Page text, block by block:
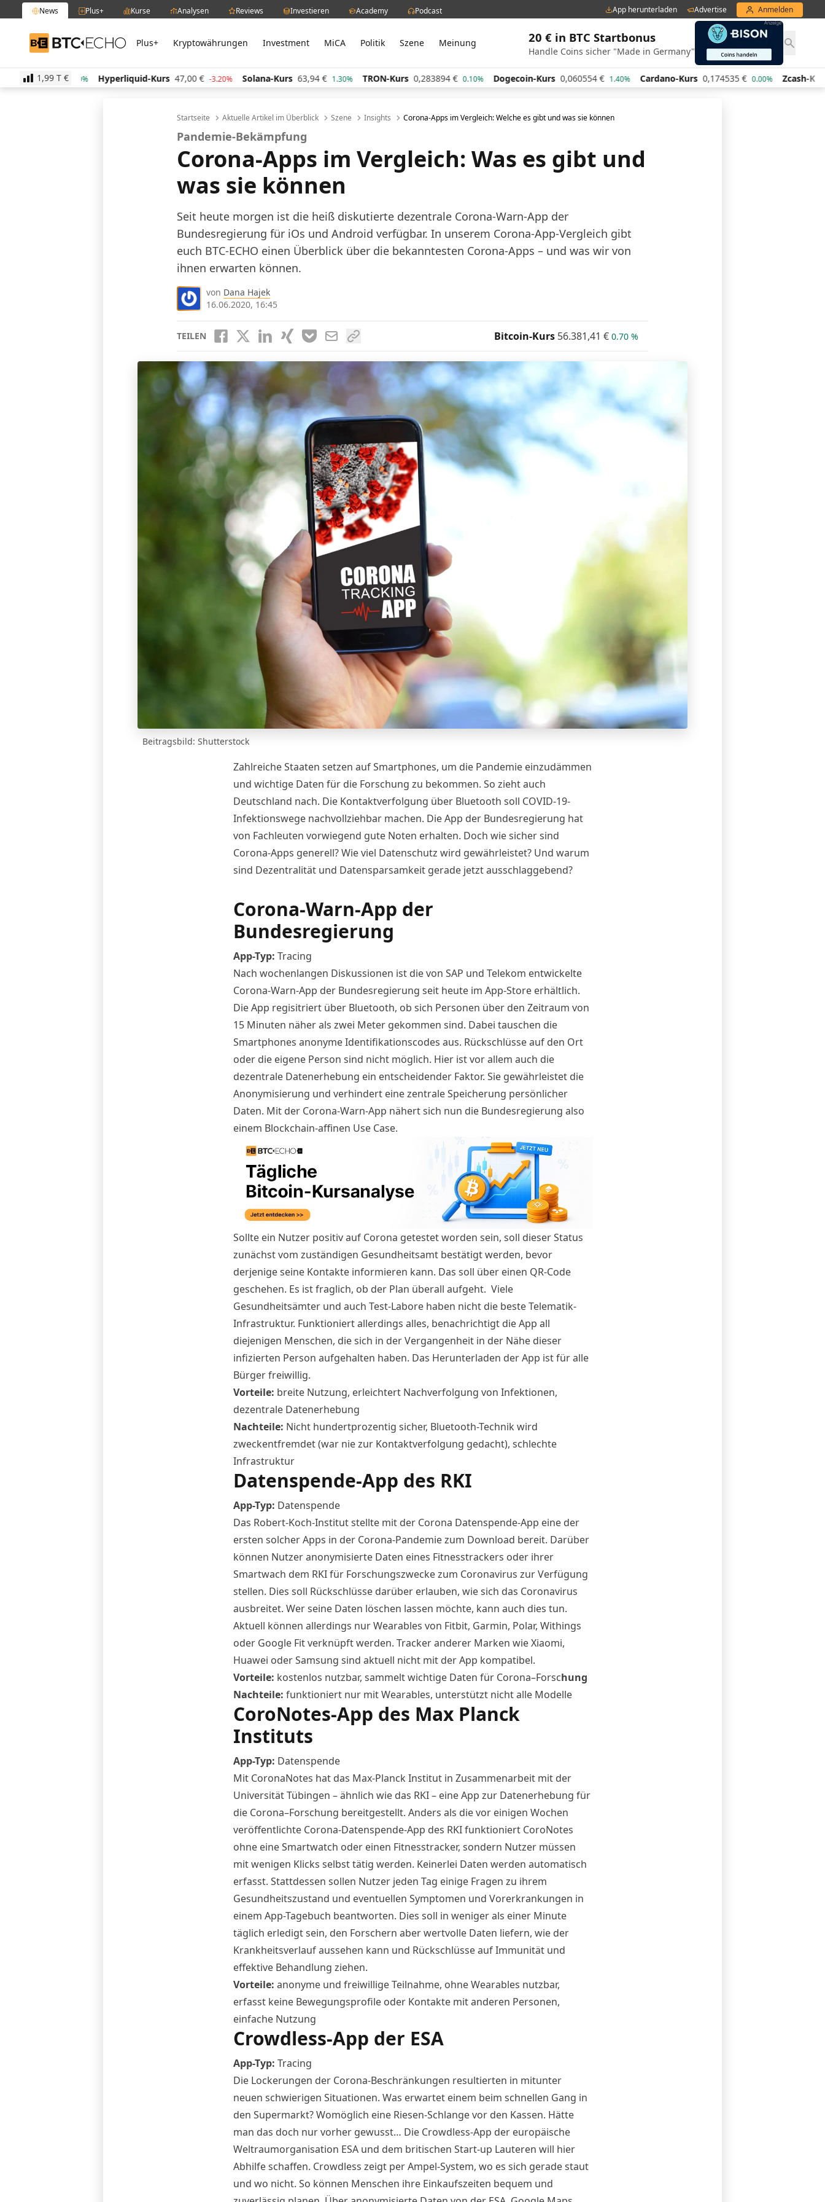
News Plus+ Kurse Analysen Reviews Investieren Academy Podcast App herunterladen Advertise Anmelden
BTC-ECHO Plus+ Kryptowährungen Investment MiCA Politik Szene Meinung 20 € in BTC Startbonus
Handle Coins sicher "Made in Germany"
1,99 T €
514,34 € 0.40% Hyperliquid-Kurs 47,00 € -3.20% Solana-Kurs 63,94 € 1.30% TRON-Kurs 0,283894 € 0.10% Dogecoin-Kurs 0,060554 € 1.40% Cardano-Kurs 0,174535 € 0.00% Zcash-Kurs
Startseite Aktuelle Artikel im Überblick Szene Insights Corona-Apps im Vergleich: Welche es gibt und was sie können
Pandemie-Bekämpfung
Corona-Apps im Vergleich: Was es gibt und
was sie können
Seit heute morgen ist die heiß diskutierte dezentrale Corona-Warn-App der
Bundesregierung für iOs und Android verfügbar. In unserem Corona-App-Vergleich gibt
euch BTC-ECHO einen Überblick über die bekanntesten Corona-Apps – und was wir von
ihnen erwarten können.
von Dana Hajek
16.06.2020, 16:45
TEILEN Bitcoin-Kurs 56.381,41 € 0.70 %
Beitragsbild: Shutterstock
Zahlreiche Staaten setzen auf Smartphones, um die Pandemie einzudämmen
und wichtige Daten für die Forschung zu bekommen. So zieht auch
Deutschland nach. Die Kontaktverfolgung über Bluetooth soll COVID-19-
Infektionswege nachvollziehbar machen. Die App der Bundesregierung hat
von Fachleuten vorwiegend gute Noten erhalten. Doch wie sicher sind
Corona-Apps generell? Wie viel Datenschutz wird gewährleistet? Und warum
sind Dezentralität und Datensparsamkeit gerade jetzt ausschlaggebend?
Corona-Warn-App der
Bundesregierung
App-Typ: Tracing
Nach wochenlangen Diskussionen ist die von SAP und Telekom entwickelte
Corona-Warn-App der Bundesregierung seit heute im App-Store erhältlich.
DieApp regisitriert über Bluetooth, ob sich Personen über den Zeitraum von
15 Minuten näher als zwei Meter gekommen sind. Dabei tauschen die
Smartphones anonyme Identifikationscodes aus. Rückschlüsse auf den Ort
oder die eigene Person sind nicht möglich. Hier ist vor allem auch die
dezentrale Datenerhebung ein entscheidender Faktor. Sie gewährleistet die
Anonymisierung und verhindert eine zentrale Speicherung persönlicher
Daten. Mit der Corona-Warn-App nähert sich nun die Bundesregierung also
einem Blockchain-affinen Use Case.
Sollte ein Nutzer positiv auf Corona getestet worden sein, soll dieser Status
zunächst vom zuständigen Gesundheitsamt bestätigt werden, bevor
derjenige seine Kontakte informieren kann. Das soll über einen QR-Code
geschehen. Es ist fraglich, ob der Plan überall aufgeht. Viele
Gesundheitsämter und auch Test-Labore haben nicht die beste Telematik-
Infrastruktur. Funktioniert allerdings alles, benachrichtigt die App all
diejenigen Menschen, die sich in der Vergangenheit in der Nähe dieser
infizierten Person aufgehalten haben. Das Herunterladen derApp ist für alle
Bürger freiwillig.
Vorteile: breite Nutzung, erleichtert Nachverfolgung von Infektionen,
dezentrale Datenerhebung
Nachteile: Nicht hundertprozentig sicher, Bluetooth-Technik wird
zweckentfremdet (war nie zur Kontaktverfolgung gedacht), schlechte
Infrastruktur
Datenspende-App des RKI
App-Typ: Datenspende
Das Robert-Koch-Institut stellte mit der Corona Datenspende-App eine der
ersten solcher Apps in der Corona-Pandemie zum Download bereit. Darüber
können Nutzer anonymisierte Daten eines Fitnesstrackers oder ihrer
Smartwach dem RKI für Forschungszwecke zum Coronavirus zur Verfügung
stellen. Dies soll Rückschlüsse darüber erlauben, wie sich das Coronavirus
ausbreitet. Wer seine Daten löschen lassen möchte, kann auch dies tun.
Aktuell können allerdings nur Wearables von Fitbit, Garmin, Polar, Withings
oder Google Fit verknüpft werden. Tracker anderer Marken wie Xiaomi,
Huawei oder Samsung sind aktuell nicht mit derApp kompatibel.
Vorteile: kostenlos nutzbar, sammelt wichtige Daten für Corona–Forschung
Nachteile: funktioniert nur mit Wearables, unterstützt nicht alle Modelle
CoroNotes-App des Max Planck
Instituts
App-Typ: Datenspende
Mit CoronaNotes hat das Max-Planck Institut in Zusammenarbeit mit der
Universität Tübingen – ähnlich wie das RKI – eineApp zur Datenerhebung für
die Corona–Forschung bereitgestellt. Anders als die vor einigen Wochen
veröffentlichte Corona-Datenspende-App des RKI funktioniert CoroNotes
ohne eine Smartwatch oder einen Fitnesstracker, sondern Nutzer müssen
mit wenigen Klicks selbst tätig werden. Keinerlei Daten werden automatisch
erfasst. Stattdessen sollen Nutzer jeden Tag einige Fragen zu ihrem
Gesundheitszustand und eventuellen Symptomen und Vorerkrankungen in
einem App-Tagebuch beantworten. Dies soll in weniger als einer Minute
täglich erledigt sein, den Forschern aber wertvolle Daten liefern, wie der
Krankheitsverlauf aussehen kann und Rückschlüsse auf Immunität und
effektive Behandlung ziehen.
Vorteile: anonyme und freiwillige Teilnahme, ohne Wearables nutzbar,
erfasst keine Bewegungsprofile oder Kontakte mit anderen Personen,
einfache Nutzung
Crowdless-App der ESA
App-Typ: Tracing
Die Lockerungen der Corona-Beschränkungen resultierten in mitunter
neuen schwierigen Situationen. Was erwartet einem beim schnellen Gang in
den Supermarkt? Womöglich eine Riesen-Schlange vor den Kassen. Hätte
man das doch nur vorher gewusst… Die Crowdless-App der europäische
Weltraumorganisation ESA und dem britischen Start-up Lauteren will hier
Abhilfe schaffen. Crowdless zeigt per Ampel-System, wo es sich gerade staut
und wo nicht. So können Menschen ihre Einkaufszeiten bequem und